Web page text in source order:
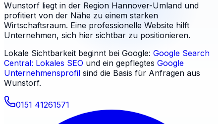
Wunstorf liegt in der Region Hannover-Umland und
profitiert von der Nähe zu einem starken
Wirtschaftsraum. Eine professionelle Website hilft
Unternehmen, sich hier sichtbar zu positionieren.
Lokale Sichtbarkeit beginnt bei Google: Google Search
Central: Lokales SEO und ein gepflegtes Google
Unternehmensprofil sind die Basis für Anfragen aus
Wunstorf.
0151 41261571